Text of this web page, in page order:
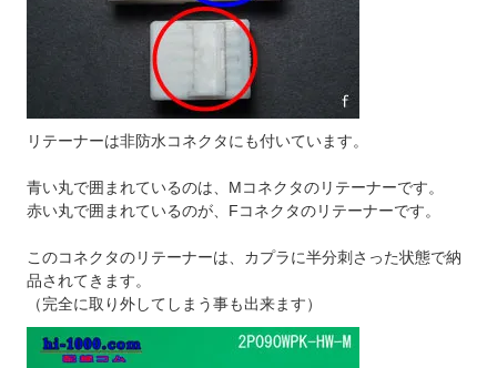
リテーナーは非防水コネクタにも付いています。
青い丸で囲まれているのは、Mコネクタのリテーナーです。
赤い丸で囲まれているのが、Fコネクタのリテーナーです。
このコネクタのリテーナーは、カプラに半分刺さった状態で納
品されてきます。
（完全に取り外してしまう事も出来ます）